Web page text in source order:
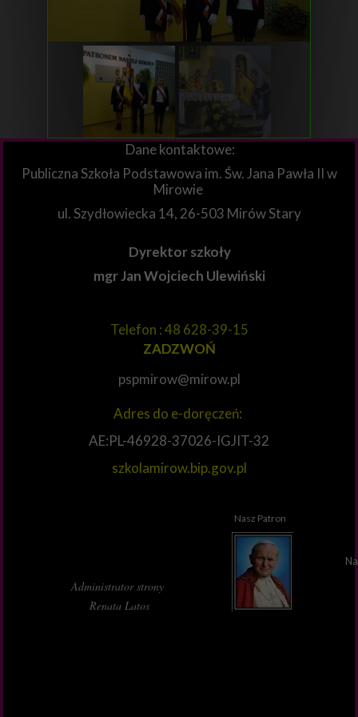
Dyrektor szkoły
mgr Jan Wojciech Ulewiński
Administrator strony
Renata Latos
Nasz Patron
Adres do e-doręczeń:
AE:PL-46928-37026-IGJIT-32
szkolamirow.bip.gov.pl
pspmirow@mirow.pl
Telefon : 48 628-39-15
ZADZWOŃ
Dane kontaktowe:
Publiczna Szkoła Podstawowa im. Św. Jana Pawła II w
Mirowie
ul. Szydłowiecka 14, 26-503 Mirów Stary